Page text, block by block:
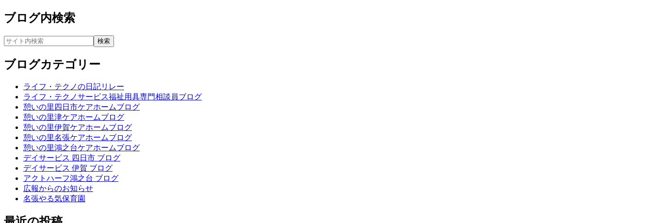
ブログ内検索
ブログカテゴリー
ライフ・テクノの日記リレー
ライフ・テクノサービス福祉用具専門相談員ブログ
憩いの里四日市ケアホームブログ
憩いの里津ケアホームブログ
憩いの里伊賀ケアホームブログ
憩いの里名張ケアホームブログ
憩いの里鴻之台ケアホームブログ
デイサービス 四日市 ブログ
デイサービス 伊賀 ブログ
アクトハーフ鴻之台 ブログ
広報からのお知らせ
名張やる気保育園